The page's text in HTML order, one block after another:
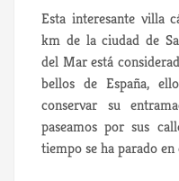
Esta interesante villa
km de la ciudad de
del Mar está
bellos de España,
conservar su
paseamos por sus
tiempo se ha parado